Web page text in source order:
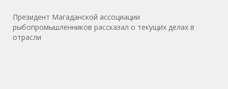
Президент Магаданской ассоциации
рыбопромышленников рассказал о текущих делах в
отрасли